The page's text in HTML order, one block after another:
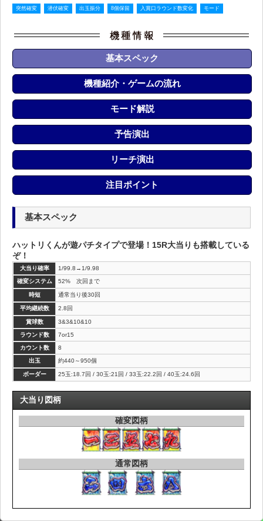
突然確変 潜伏確変 出玉振分 8個保留 入賞口ラウンド数変化 モード
基本スペック
機種紹介・ゲームの流れ
モード解説
予告演出
リーチ演出
注目ポイント
基本スペック
ハットリくんが遊パチタイプで登場！15R大当りも搭載している
ぞ！
大当り確率
1/99.8→1/9.98
確変システム
52% 次回まで
時短 通常当り後30回
平均継続数 2.8回
賞球数
3&3&10&10
ラウンド数
7or15
カウント数
8
出玉
約440～950個
ボーダー 25玉:18.7回 / 30玉:21回 / 33玉:22.2回 / 40玉:24.6回
大当り図柄
確変図柄
通常図柄